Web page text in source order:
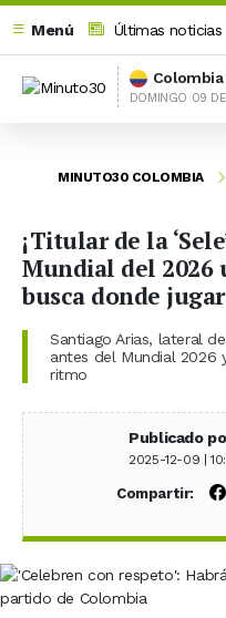
Menú
Últimas noticias
Colombia
DOMINGO 09
MINUTO30 COLOMBIA
¡Titular de la
Mundial del 2026
busca donde jugar
Santiago Arias, lateral
antes del Mundial 2026
ritmo
Publicado
2025-12-09 |
Compartir: